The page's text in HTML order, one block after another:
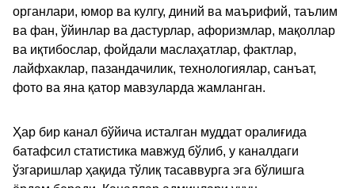
органлари, юмор ва кулгу, диний ва маърифий, таълим
ва фан, ўйинлар ва дастурлар, афоризмлар, мақоллар
ва иқтибослар, фойдали маслаҳатлар, фактлар,
лайфхаклар, пазандачилик, технологиялар, санъат,
фото ва яна қатор мавзуларда жамланган.
Ҳар бир канал бўйича исталган муддат оралиғида
батафсил статистика мавжуд бўлиб, у каналдаги
ўзгаришлар ҳақида тўлиқ тасаввурга эга бўлишга